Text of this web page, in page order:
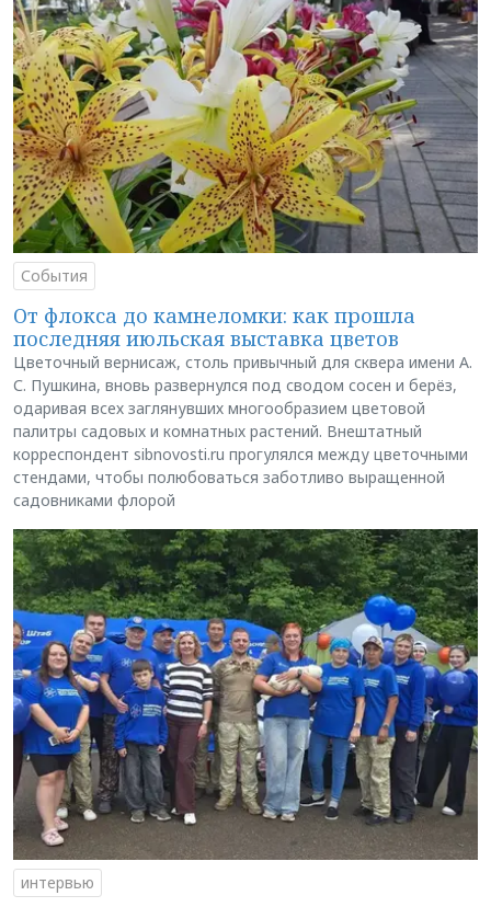
События
От флокса до камнеломки: как прошла
последняя июльская выставка цветов
Цветочный вернисаж, столь привычный для сквера имени А.
С. Пушкина, вновь развернулся под сводом сосен и берёз,
одаривая всех заглянувших многообразием цветовой
палитры садовых и комнатных растений. Внештатный
корреспондент sibnovosti.ru прогулялся между цветочными
стендами, чтобы полюбоваться заботливо выращенной
садовниками флорой
интервью